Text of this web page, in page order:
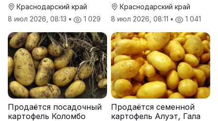
Краснодарский край
8 июл 2026, 08:13 • 1 029
Краснодарский край
8 июл 2026, 08:11 • 1 041
Продаётся посадочный
картофель Коломбо
Продаётся семенной
картофель Алуэт, Гала